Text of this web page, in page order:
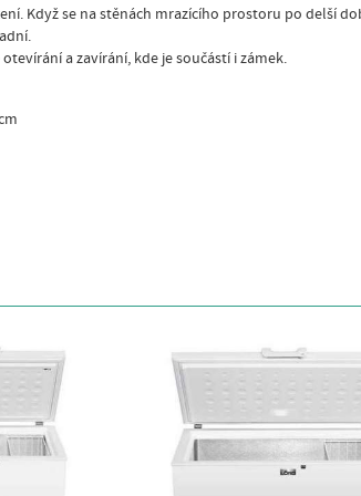
Když se na stěnách mrazícího prostoru po delší
a zavírání, kde je součástí i zámek.